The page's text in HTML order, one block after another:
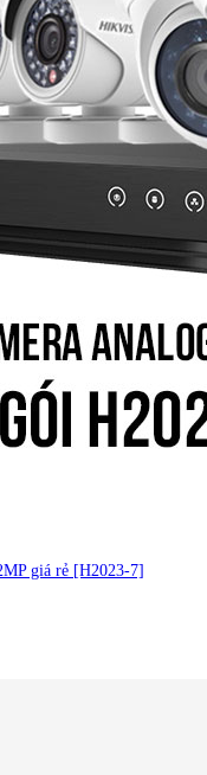
giá rẻ [H2023-7]